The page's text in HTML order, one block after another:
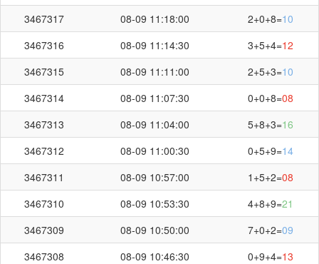
3467317
08-09 11:18:00 2+0+8=10
3467316
08-09 11:14:30 3+5+4=12
3467315
08-09 11:11:00 2+5+3=10
3467314
08-09 11:07:30 0+0+8=08
3467313
08-09 11:04:00 5+8+3=16
3467312
08-09 11:00:30 0+5+9=14
3467311
08-09 10:57:00 1+5+2=08
3467310
08-09 10:53:30 4+8+9=21
3467309
08-09 10:50:00 7+0+2=09
3467308
08-09 10:46:30 0+9+4=13
截止第 期开奖：03:13秒 刷新